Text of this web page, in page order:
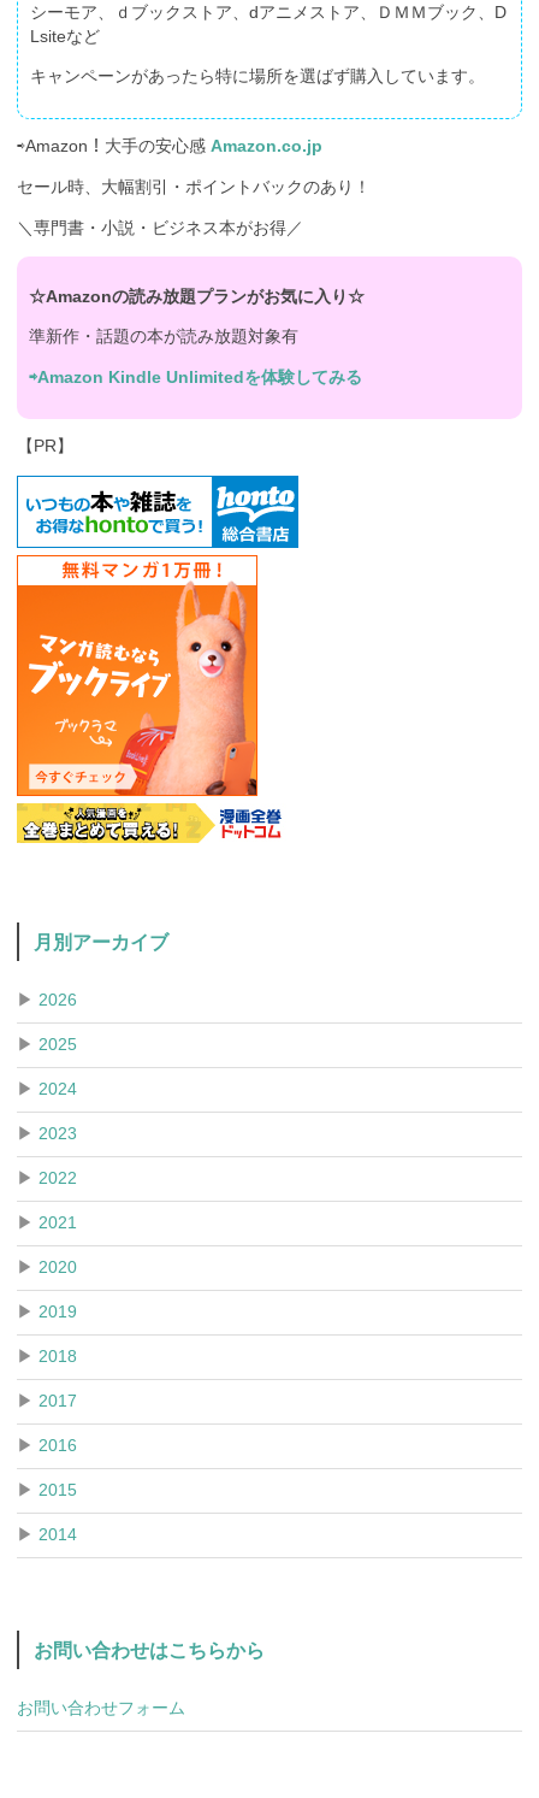
シーモア、ｄブックストア、dアニメストア、ＤＭＭブック、D
Lsiteなど
キャンペーンがあったら特に場所を選ばず購入しています。
⇨Amazon！大手の安心感 Amazon.co.jp
セール時、大幅割引・ポイントバックのあり！
＼専門書・小説・ビジネス本がお得／
☆Amazonの読み放題プランがお気に入り☆
準新作・話題の本が読み放題対象有
⇨Amazon Kindle Unlimitedを体験してみる
【PR】
月別アーカイブ
▶ 2026
▶ 2025
▶ 2024
▶ 2023
▶ 2022
▶ 2021
▶ 2020
▶ 2019
▶ 2018
▶ 2017
▶ 2016
▶ 2015
▶ 2014
お問い合わせはこちらから
お問い合わせフォーム